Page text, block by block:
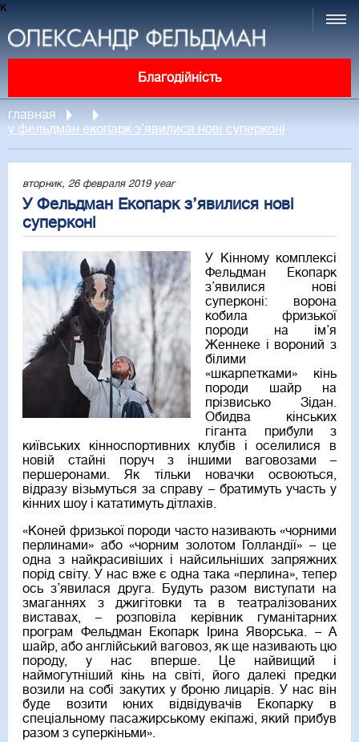
к
Благодійність
главная
у фельдман екопарк з’явилися нові суперконі
вторник, 26 февраля 2019 year
У Фельдман Екопарк з’явилися нові
суперконі
У Кінному комплексі
Фельдман Екопарк
з’явилися нові
суперконі: ворона
кобила фризької
породи на ім’я
Женнеке і вороний з
білими
«шкарпетками» кінь
породи шайр на
прізвисько Зідан.
Обидва кінських
гіганта прибули з
київських кінноспортивних клубів і оселилися в
новій стайні поруч з іншими ваговозами –
першеронами. Як тільки новачки освоються,
відразу візьмуться за справу – братимуть участь у
кінних шоу і кататимуть дітлахів.
«Коней фризької породи часто називають «чорними
перлинами» або «чорним золотом Голландії» – це
одна з найкрасивіших і найсильніших запряжних
порід світу. У нас вже є одна така «перлина», тепер
ось з’явилася друга. Будуть разом виступати на
змаганнях з джигітовки та в театралізованих
виставах, – розповіла керівник гуманітарних
програм Фельдман Екопарк Ірина Яворська. – А
шайр, або англійський ваговоз, як ще називають цю
породу, у нас вперше. Це найвищий і
наймогутніший кінь на світі, його далекі предки
возили на собі закутих у броню лицарів. У нас він
буде возити юних відвідувачів Екопарку в
спеціальному пасажирському екіпажі, який прибув
разом з суперкіньми».